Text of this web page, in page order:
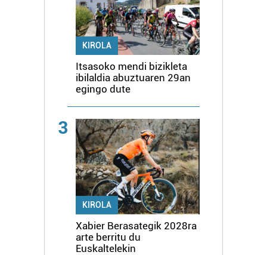
KIROLA
Itsasoko mendi bizikleta
ibilaldia abuztuaren 29an
egingo dute
3
KIROLA
Xabier Berasategik 2028ra
arte berritu du
Euskaltelekin